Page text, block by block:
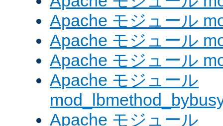
Apache モジュール
Apache モジュール
Apache モジュール
Apache モジュール
Apache モジュール